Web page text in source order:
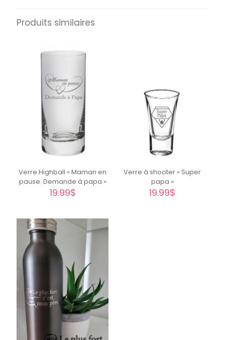
Produits similaires
Verre Highball « Maman en
pause. Demande à papa »
19.99$
Verre à shooter « Super
papa »
19.99$